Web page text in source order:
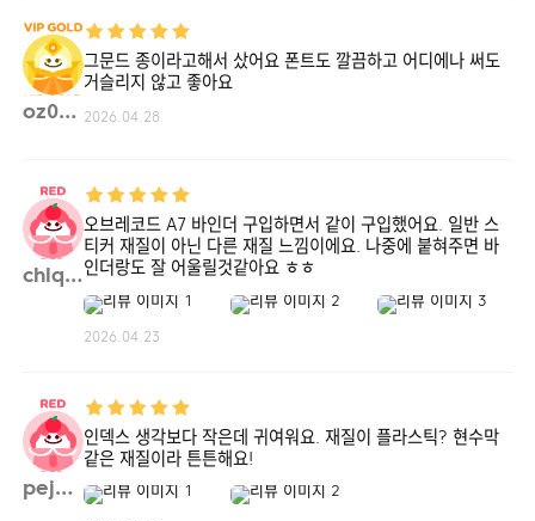
oz00**
그문드 종이라고해서 샀어요 폰트도 깔끔하고 어디에나 써도
거슬리지 않고 좋아요
2026.04.28
chlqh**
오브레코드 A7 바인더 구입하면서 같이 구입했어요. 일반 스
티커 재질이 아닌 다른 재질 느낌이에요. 나중에 붙혀주면 바
인더랑도 잘 어울릴것같아요 ㅎㅎ
2026.04.23
pej99**
인덱스 생각보다 작은데 귀여워요. 재질이 플라스틱? 현수막
같은 재질이라 튼튼해요!